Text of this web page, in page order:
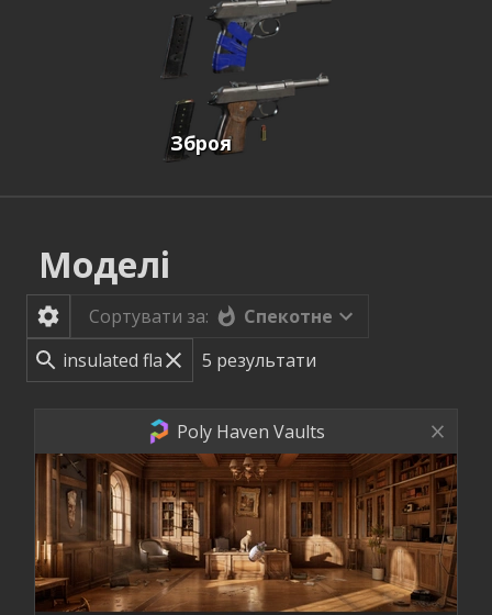
Зброя
Моделі
Сортувати за:
Спекотне
5 результати
Poly Haven Vaults